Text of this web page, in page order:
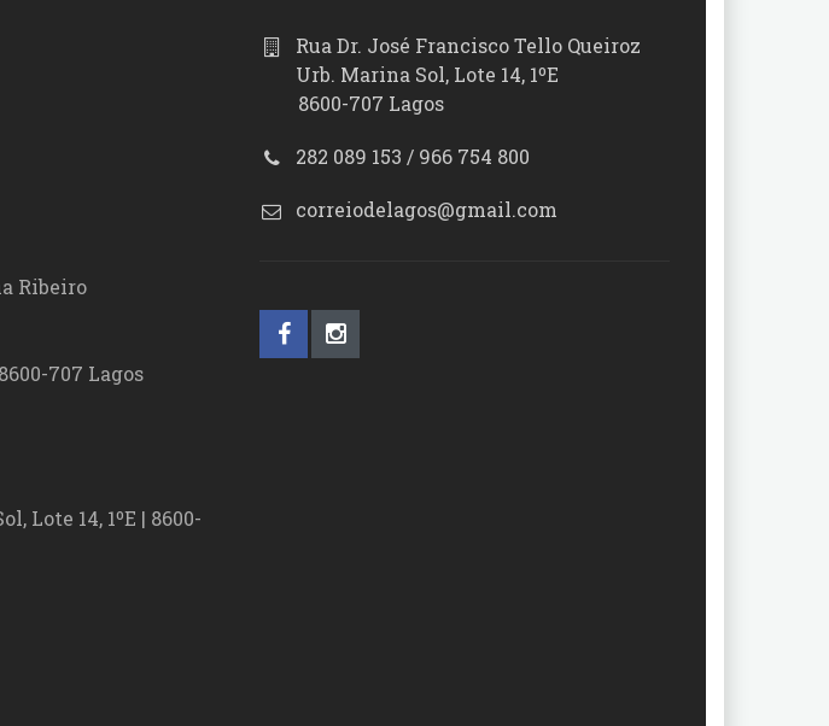
Ribeiro
707 Lagos
Lote 14, 1ºE | 8600-
Rua Dr. José Francisco Tello Queiroz
Urb. Marina Sol, Lote 14, 1ºE
8600-707 Lagos
282 089 153 / 966 754 800
correiodelagos@gmail.com